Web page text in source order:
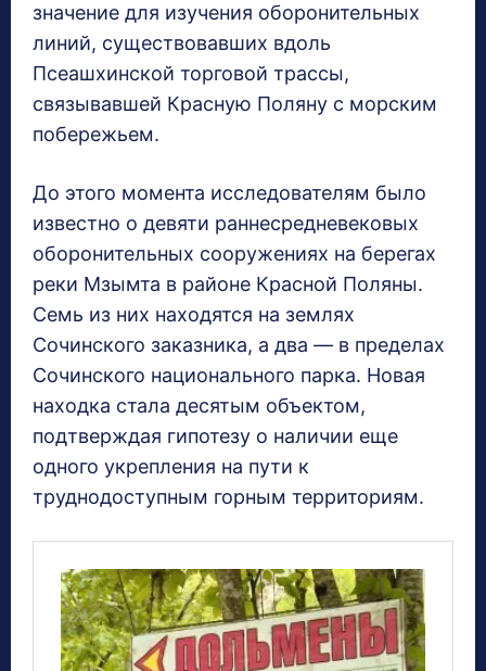
значение для изучения оборонительных
линий, существовавших вдоль
Псеашхинской торговой трассы,
связывавшей Красную Поляну с морским
побережьем.
До этого момента исследователям было
известно о девяти раннесредневековых
оборонительных сооружениях на берегах
реки Мзымта в районе Красной Поляны.
Семь из них находятся на землях
Сочинского заказника, а два — в пределах
Сочинского национального парка. Новая
находка стала десятым объектом,
подтверждая гипотезу о наличии еще
одного укрепления на пути к
труднодоступным горным территориям.